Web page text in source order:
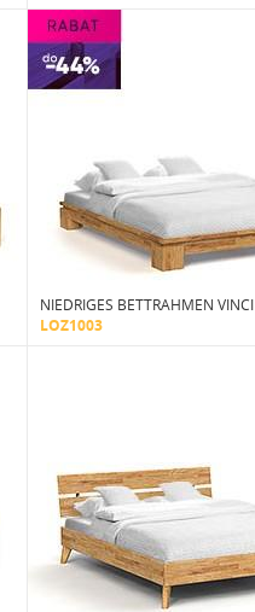
NIEDRIGES BETTRAHMEN VINCI
LOZ1003